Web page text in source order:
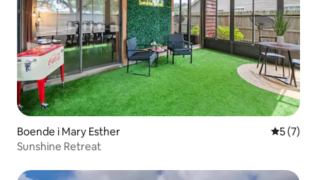
Boende i Mary Esther 5 av 5 i
5 (7)
Sunshine Retreat